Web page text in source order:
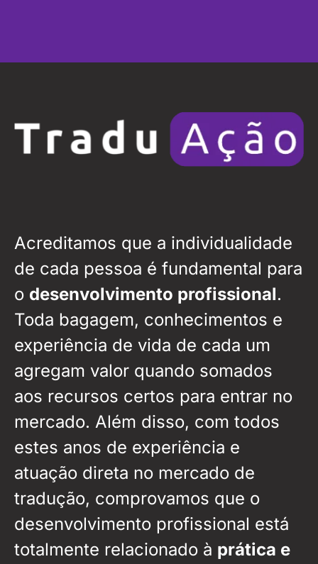
Acreditamos que a individualidade
de cada pessoa é fundamental para
o desenvolvimento profissional.
Toda bagagem, conhecimentos e
experiência de vida de cada um
agregam valor quando somados
aos recursos certos para entrar no
mercado. Além disso, com todos
estes anos de experiência e
atuação direta no mercado de
tradução, comprovamos que o
desenvolvimento profissional está
totalmente relacionado à prática e